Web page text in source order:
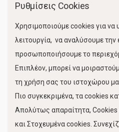
FOLLOW US
Ρυθμίσεις Cookies
Χρησιμοποιούμε cookies για να
λειτουργία, να αναλύσουμε την
προσωποποιήσουμε το
Επιπλέον, μπορεί να
τη χρήση σας του ιστοχώρου
Πιο συγκεκριμένα, τα cookies
Απολύτως απαραίτητα, Cookies
και Στοχευμένα cookies.